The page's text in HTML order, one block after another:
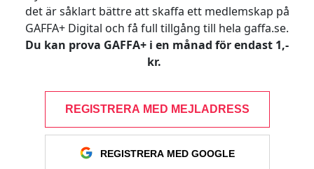
det är såklart bättre att skaffa ett medlemskap på
GAFFA+ Digital och få full tillgång till hela gaffa.se.
Du kan prova GAFFA+ i en månad för endast 1,-
kr.
REGISTRERA MED MEJLADRESS
REGISTRERA MED GOOGLE